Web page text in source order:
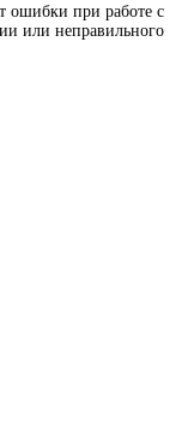
ошибки при работе с
или неправильного